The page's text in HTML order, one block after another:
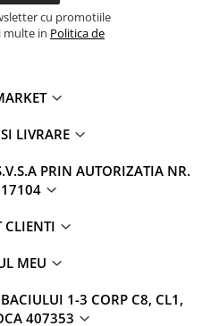
cu promotiile
multe in Politica de
LIVRARE
PRIN AUTORIZATIA NR.
17104
CLIENTI
MEU
1-3 CORP C8, CL1,
407353